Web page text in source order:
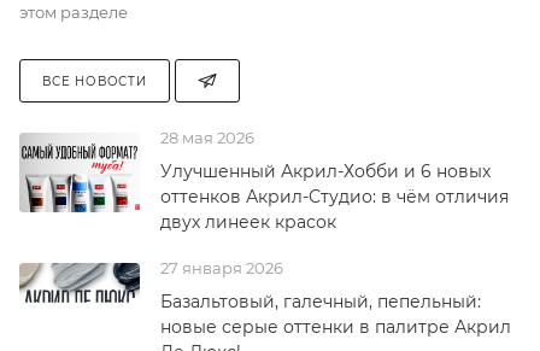
этом разделе
ВСЕ НОВОСТИ
28 мая 2026
Улучшенный Акрил-Хобби и 6 новых
оттенков Акрил-Студио: в чём отличия
двух линеек красок
27 января 2026
Базальтовый, галечный, пепельный:
новые серые оттенки в палитре Акрил